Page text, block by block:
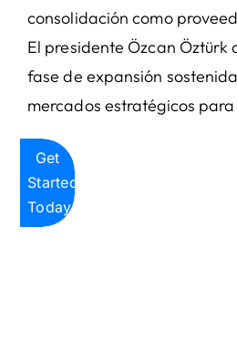
consolidación como
El presidente Özcan Öztürk
fase de expansión
mercados estratégicos
Get
Started
Today